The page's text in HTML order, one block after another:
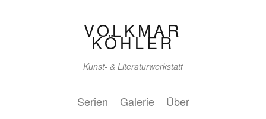
VOLKMAR
KÖHLER
Kunst- & Literaturwerkstatt
Serien Galerie
Über